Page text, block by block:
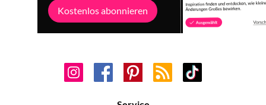
Kostenlos abonnieren